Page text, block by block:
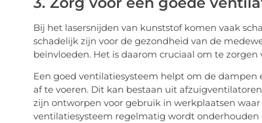
Bij het lasersnijden van kunststof komen vaak
schadelijk zijn voor de gezondheid van de
beïnvloeden. Het is daarom cruciaal om te
Een goed ventilatiesysteem helpt om de
af te voeren. Dit kan bestaan uit
zijn ontworpen voor gebruik in werkplaatsen
ventilatiesysteem regelmatig wordt